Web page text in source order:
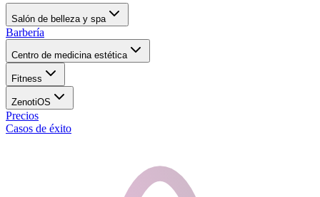
Salón de belleza y spa
Barbería
Centro de medicina estética
Fitness
ZenotiOS
Precios
Casos de éxito